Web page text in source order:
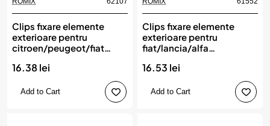
Clips fixare elemente
exterioare pentru
citroen/peugeot/fiat
ROMIX
16.38 lei
Add to Cart
Clips fixare elemente
exterioare pentru
fiat/lancia/alfa
10 buc, ROMIX
16.53 lei
Add to Cart